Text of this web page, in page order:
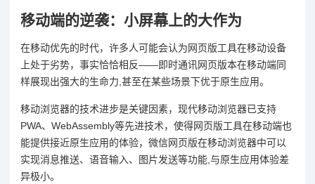
移动端的逆袭：小屏幕上的大作为
在移动优先的时代，许多人可能会认为网页版工具在移动设备
上处于劣势，事实恰恰相反——即时通讯网页版本在移动端同
样展现出强大的生命力,甚至在某些场景下优于原生应用。
移动浏览器的技术进步是关键因素，现代移动浏览器已支持
PWA、WebAssembly等先进技术，使得网页版工具在移动端也
能提供接近原生应用的体验，微信网页版在移动浏览器中可以
实现消息推送、语音输入、图片发送等功能,与原生应用体验差
异极小。